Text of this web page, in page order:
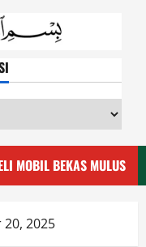
MOBIL BEKAS MULUS
2025